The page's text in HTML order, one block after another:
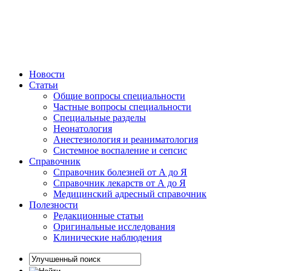
Новости
Статьи
Общие вопросы специальности
Частные вопросы специальности
Специальные разделы
Неонатология
Анестезиология и реаниматология
Системное воспаление и сепсис
Справочник
Справочник болезней от А до Я
Справочник лекарств от А до Я
Медицинский адресный справочник
Полезности
Редакционные статьи
Оригинальные исследования
Клинические наблюдения